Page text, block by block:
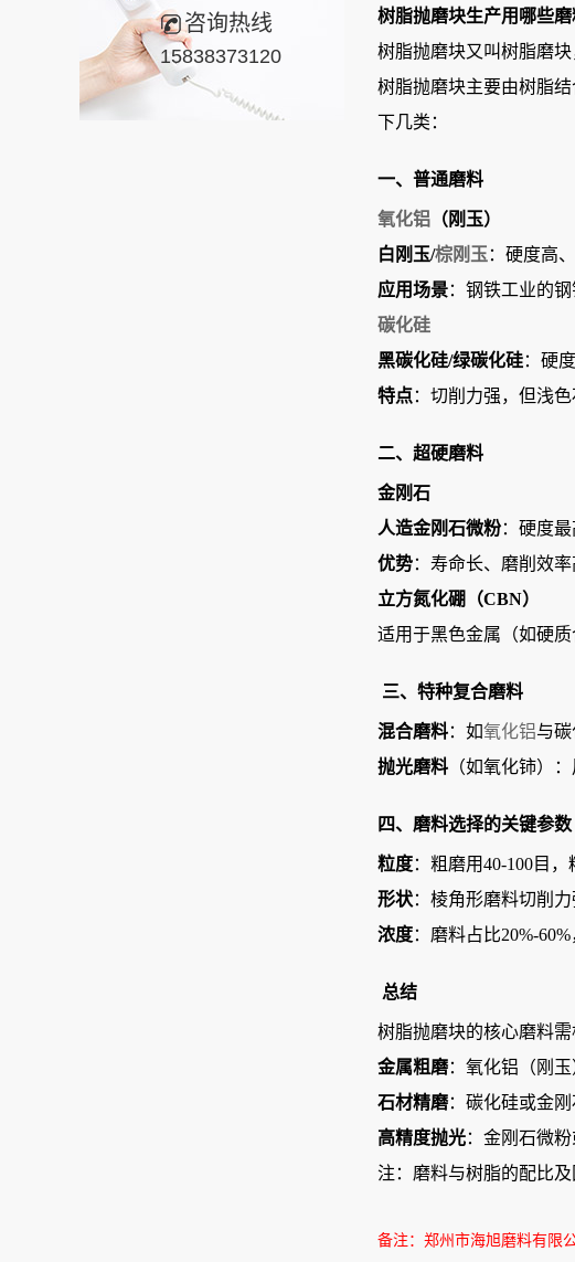
咨询热线
15838373120
树脂抛磨块生产用哪些
树脂抛磨块又叫树脂磨
树脂抛磨块主要由树脂
下几类：
一、普通磨料
氧化铝 （刚玉）
白刚玉/棕刚玉 ：硬度高
应用场景：钢铁工业的
碳化硅
黑碳化硅/绿碳化硅：硬
特点：切削力强，但浅
二、超硬磨料
金刚石
人造金刚石微粉：硬度最
优势：寿命长、磨削效
立方氮化硼（CBN）
适用于黑色金属（如硬
三、特种复合磨料
混合磨料‌：如氧化铝与
抛光磨料 （如氧化铈）
四、 磨料选择的关键参数
粒度：粗磨用40-100目
形状：棱角形磨料切削
浓度：磨料占比20%-
总结
树脂抛磨块的核心磨料
金属粗磨：氧化铝（刚玉
石材精磨：碳化硅或金刚
高精度抛光：金刚石微粉
注：磨料与树脂的配比
备注：郑州市海旭磨料有限